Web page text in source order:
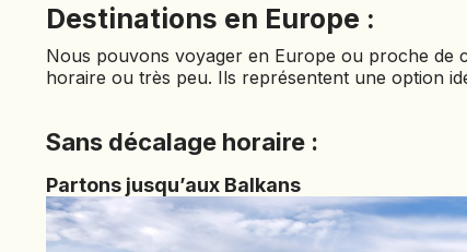
EGYPTE
UNIS
GEORGIE
Destinations en Europe :
Nous pouvons voyager en Europe ou proche de
horaire ou très peu. Ils représentent une option
Sans décalage horaire :
Partons jusqu’aux Balkans